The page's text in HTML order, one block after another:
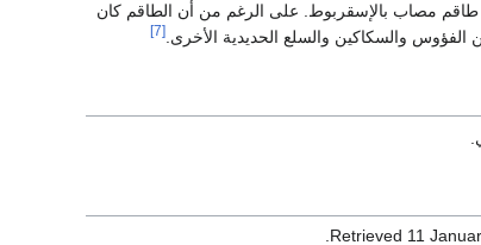
مصاب بالإسقربوط. على الرغم من أن الطاقم كان
الفؤوس والسكاكين والسلع الحديدية الأخرى.[7]
11
.